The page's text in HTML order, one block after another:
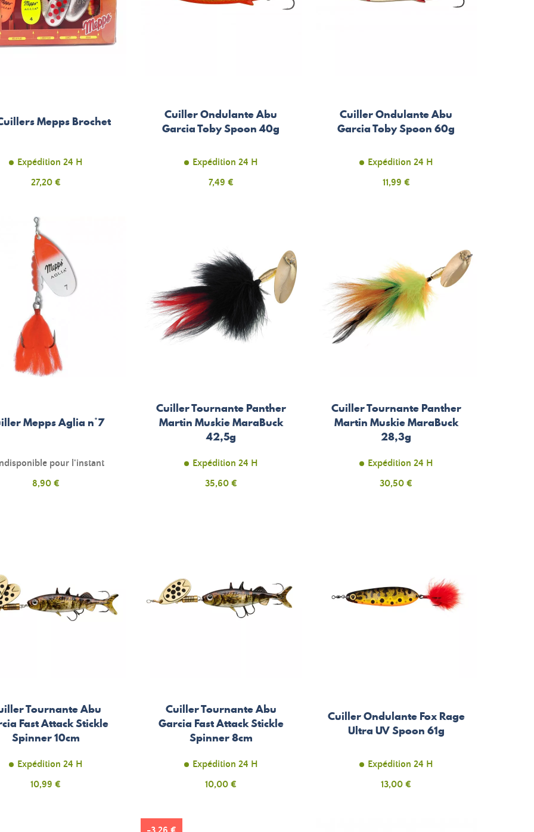
Mepps Brochet
Expédition 24 H
Prix
27,20 €
Cuiller Ondulante Abu
Garcia Toby Spoon 40g
Expédition 24 H
Prix
7,49 €
Cuiller Ondulante Abu
Garcia Toby Spoon 60g
Expédition 24 H
Prix
11,99 €
Mepps Aglia n°7
pour l'instant
Prix
8,90 €
Cuiller Tournante Panther
Martin Muskie MaraBuck
42,5g
Expédition 24 H
Prix
35,60 €
Cuiller Tournante Panther
Martin Muskie MaraBuck
28,3g
Expédition 24 H
Prix
30,50 €
Tournante Abu
Fast Attack Stickle
Spinner 10cm
Expédition 24 H
Prix
10,99 €
Cuiller Tournante Abu
Garcia Fast Attack Stickle
Spinner 8cm
Expédition 24 H
Prix
10,00 €
Cuiller Ondulante Fox Rage
Ultra UV Spoon 61g
Expédition 24 H
Prix
13,00 €